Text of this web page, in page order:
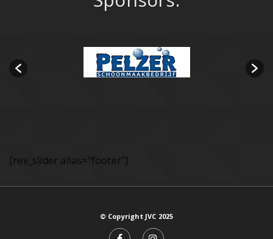
[rev_slider alias="footer"]
© Copyright JVC 2025